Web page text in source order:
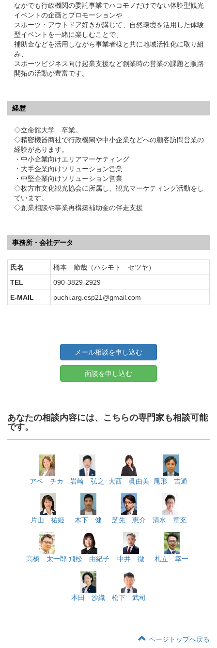
なかでも行政機関の委託事業でハコモノだけでない体験型観光
イベントの企画とプロモーションや
スポーツ・アウトドア好きが講じて、自然環境を活用した体験
型イベントを一緒に楽しむことで、
補助金などを活用しながら事業者様と共に地域活性化に取り組
み、
スポーツビジネス向け起業支援など創業時の営業の課題と販路
開拓の活動が豊富です。
経歴
◇立命館大学 卒業。
◇精密機器商社で行政機関や中小企業などへの顧客訪問営業の
経験があります。
・中小企業向けエリアマーケティング
・大手企業向けソリューション営業
・中堅企業向けソリューション営業
◇枚方市文化観光協会に所属し、観光マーケティング活動をし
ています。
◇創業相談や事業再構築補助金の伴走支援
事務所・会社データ
氏名
橋本 節哉（ハシモト セツヤ）
TEL
090-3829-2929
E-MAIL
puchi.arg.esp21@gmail.com
メール相談を申し込む
面談を申し込む
あなたの相談内容には、こちらの専門家も相談可能
です。
アベ チカ 岩崎 弘之 大西 眞由美 尾形 吉通
片山 祐姫 木下 健 芝先 恵介 清水 章充
高橋 太一郎 飛松 由紀子 中井 徹 札立 幸一
本田 沙織 松下 武司
ページトップへ戻る